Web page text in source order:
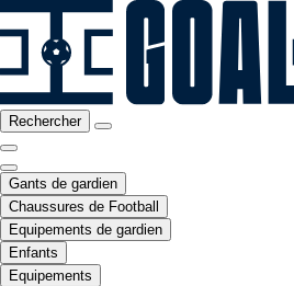
Rechercher
Gants de gardien
Chaussures de Football
Equipements de gardien
Enfants
Equipements